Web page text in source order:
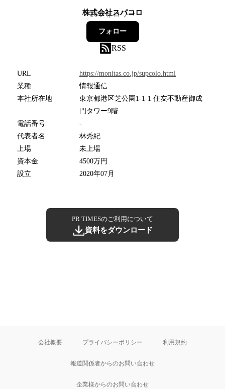
株式会社スパコロ
16フォロワー
フォロー
RSS
URL
https://monitas.co.jp/supcolo.html
業種
情報通信
本社所在地
東京都港区芝公園1-1-1 住友不動産御成
門タワー9階
電話番号
-
代表者名
林秀紀
上場
未上場
資本金
4500万円
設立
2020年07月
PR TIMESのご利用について
資料をダウンロード
会社概要 プライバシーポリシー 利用規約
報道関係者からのお問い合わせ
企業様からのお問い合わせ